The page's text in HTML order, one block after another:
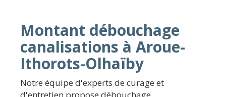
Montant débouchage
canalisations à Aroue-
Ithorots-Olhaïby
Notre équipe d'experts de curage et